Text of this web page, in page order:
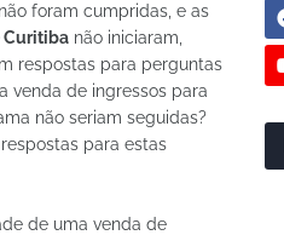
foram cumpridas, e as
Curitiba não iniciaram,
respostas para perguntas
venda de ingressos para
não seriam seguidas?
para estas
de uma venda de